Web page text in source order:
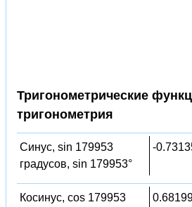
Тригонометрические
тригонометрия
Синус, sin 179953
градусов, sin 179953°
-
Косинус, cos 179953